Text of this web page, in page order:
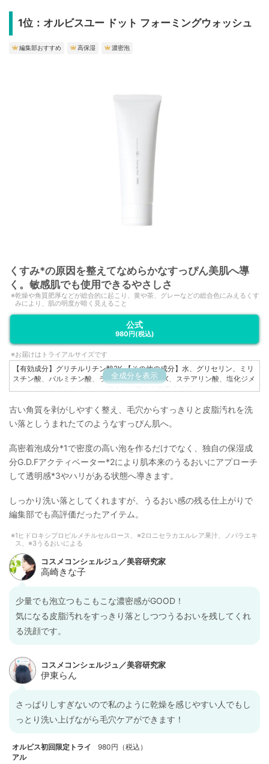
1位：オルビスユー ドット フォーミングウォッシュ
編集部おすすめ 高保湿 濃密泡
くすみ*の原因を整えてなめらかなすっぴん美肌へ導
く。敏感肌でも使用できるやさしさ
乾燥や角質肥厚などが総合的に起こり、黄や茶、グレーなどの総合色にみえるくす
みにより、肌の明度が暗く見えること
公式
980円(税込)
お届けはトライアルサイズです
全成分を表示
【有効成分】グリチルリチン酸2K 【その他の成分】水、グリセリン、ミリ
スチン酸、パルミチン酸、ラウリン酸、水酸化K、ステアリン酸、塩化ジメ
チルジアリルアンモニウム・アクリルアミド共重合体液、ジグリセリン、
体液、アルキルグリコシド、ロニセラカエルレア果汁、ノバラエキス、メ
マツヨイグサ抽出液、スイカズラエキス、イザヨイバラエキス、ヒドロキ
シプロピルメチルセルロース、親油型ステアリン酸グリセリル、BG、カル
古い角質を剥がしやすく整え、毛穴からすっきりと皮脂汚れを洗
い落としうまれたてのようなすっぴん肌へ。
高密着泡成分*1で密度の高い泡を作るだけでなく、独自の保湿成
分G.D.Fアクティベーター*2により肌本来のうるおいにアプローチ
して透明感*3やハリがある状態へ導きます。
しっかり洗い落としてくれますが、うるおい感の残る仕上がりで
編集部でも高評価だったアイテム。
1ヒドロキシプロピルメチルセルロース、※2ロニセラカエルレア果汁、ノバラエキ
ス、※3うるおいによる
少量でも泡立つもこもこな濃密感がGOOD！
気になる皮脂汚れをすっきり落としつつうるおいを残してくれ
る洗顔です。
さっぱりしすぎないので私のように乾燥を感じやすい人でもし
っとり洗い上げながら毛穴ケアができます！
オルビス初回限定トライ
アル
980円（税込）